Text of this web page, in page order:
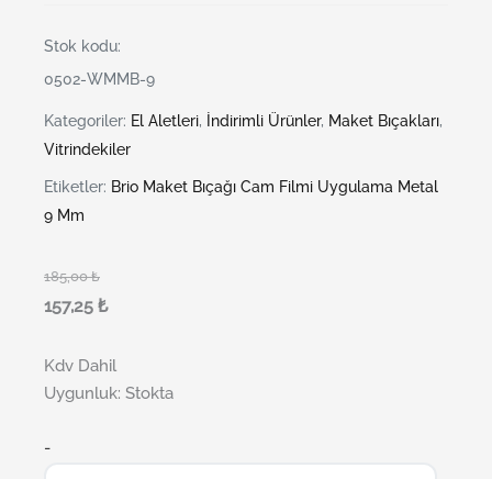
Stok kodu:
0502-WMMB-9
Kategoriler: El Aletleri, İndirimli Ürünler, Maket Bıçakları,
Vitrindekiler
Etiketler: Brio Maket Bıçağı Cam Filmi Uygulama Metal
9 Mm
185,00₺
157,25 ₺
Kdv Dahil
Uygunluk: Stokta
-